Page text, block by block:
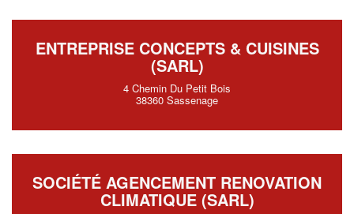
ENTREPRISE CONCEPTS & CUISINES
(SARL)
4 Chemin Du Petit Bois
38360 Sassenage
SOCIÉTÉ AGENCEMENT RENOVATION
CLIMATIQUE (SARL)